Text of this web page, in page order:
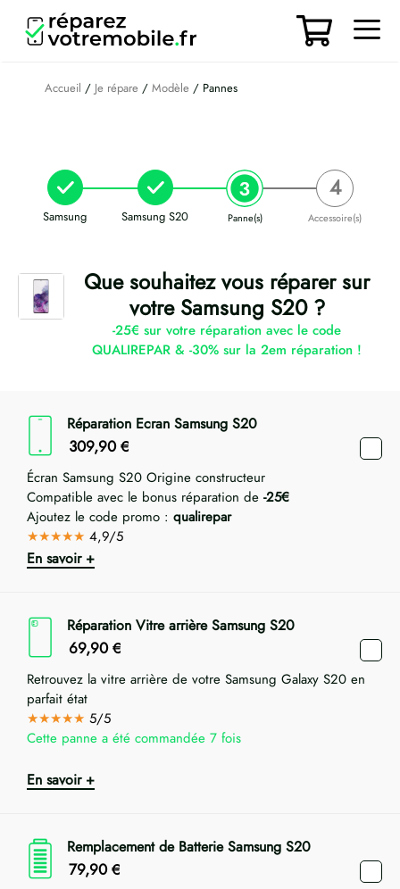
contenu
Accueil / Je répare / Modèle / Pannes
Samsung Samsung S20 Panne(s) Accessoire(s)
Que souhaitez vous réparer sur
votre Samsung S20 ?
-25€ sur votre réparation avec le code
QUALIREPAR & -30% sur la 2em réparation !
Réparation Ecran Samsung S20
309,90 €
Écran Samsung S20 Origine constructeur
Compatible avec le bonus réparation de -25€
Ajoutez le code promo : qualirepar
★★★★★ 4,9/5
En savoir +
Réparation Vitre arrière Samsung S20
69,90 €
Retrouvez la vitre arrière de votre Samsung Galaxy S20 en
parfait état
★★★★★ 5/5
Cette panne a été commandée 7 fois
En savoir +
Remplacement de Batterie Samsung S20
79,90 €